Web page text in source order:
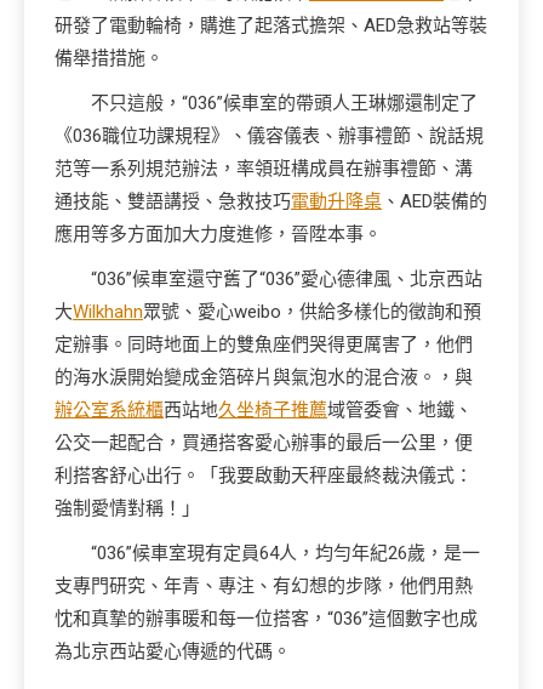
研發了電動輪椅，購進了起落式擔架、AED急救站等裝
備舉措措施。
不只這般，“036”候車室的帶頭人王琳娜還制定了
《036職位功課規程》、儀容儀表、辦事禮節、說話規
范等一系列規范辦法，率領班構成員在辦事禮節、溝
通技能、雙語講授、急救技巧電動升降桌 、AED裝備的
應用等多方面加大力度進修，晉陞本事。
“036”候車室還守舊了“036”愛心德律風、北京西站
大Wilkhahn眾號、愛心weibo，供給多樣化的徵詢和預
定辦事。同時地面上的雙魚座們哭得更厲害了，他們
的海水淚開始變成金箔碎片與氣泡水的混合液。，與
辦公室系統櫃西站地久坐椅子推薦域管委會、地鐵、
公交一起配合，買通搭客愛心辦事的最后一公里，便
利搭客舒心出行。「我要啟動天秤座最終裁決儀式：
強制愛情對稱！」
“036”候車室現有定員64人，均勻年紀26歲，是一
支專門研究、年青、專注、有幻想的步隊，他們用熱
忱和真摯的辦事暖和每一位搭客，“036”這個數字也成
為北京西站愛心傳遞的代碼。